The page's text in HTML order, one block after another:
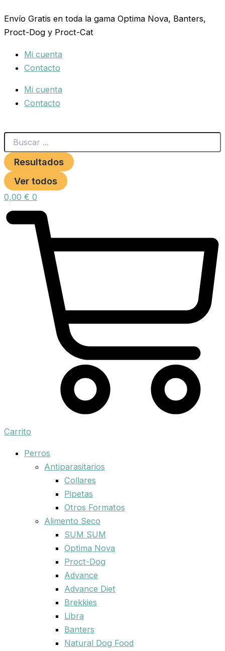
al
contenido
Envío Gratis en toda la gama Optima Nova, Banters,
Proct-Dog y Proct-Cat
Mi cuenta
Contacto
Mi cuenta
Contacto
...
Resultados
Ver todos
0,00 € 0
Carrito
Perros
Antiparasitarios
Collares
Pipetas
Otros Formatos
Alimento Seco
SUM SUM
Optima Nova
Proct-Dog
Advance
Advance Diet
Brekkies
Libra
Banters
Natural Dog Food
PIENSO
CRIA
ALTA
cantidad